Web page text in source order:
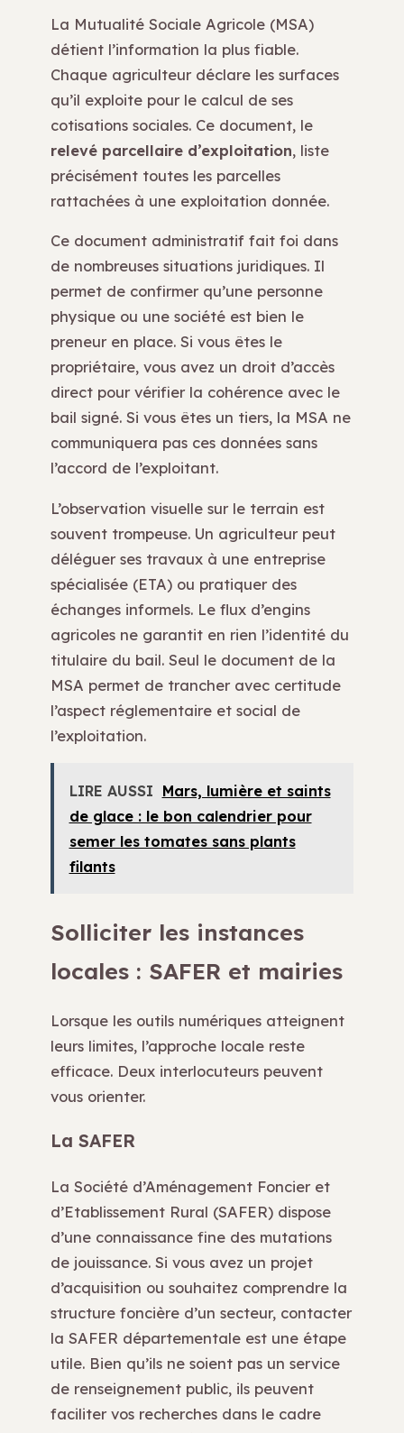
La Mutualité Sociale Agricole (MSA)
détient l’information la plus fiable.
Chaque agriculteur déclare les surfaces
qu’il exploite pour le calcul de ses
cotisations sociales. Ce document, le
relevé parcellaire d’exploitation, liste
précisément toutes les parcelles
rattachées à une exploitation donnée.
Ce document administratif fait foi dans
de nombreuses situations juridiques. Il
permet de confirmer qu’une personne
physique ou une société est bien le
preneur en place. Si vous êtes le
propriétaire, vous avez un droit d’accès
direct pour vérifier la cohérence avec le
bail signé. Si vous êtes un tiers, la MSA ne
communiquera pas ces données sans
l’accord de l’exploitant.
L’observation visuelle sur le terrain est
souvent trompeuse. Un agriculteur peut
déléguer ses travaux à une entreprise
spécialisée (ETA) ou pratiquer des
échanges informels. Le flux d’engins
agricoles ne garantit en rien l’identité du
titulaire du bail. Seul le document de la
MSA permet de trancher avec certitude
l’aspect réglementaire et social de
l’exploitation.
LIRE AUSSI Mars, lumière et saints
de glace : le bon calendrier pour
semer les tomates sans plants
filants
Solliciter les instances
locales : SAFER et mairies
Lorsque les outils numériques atteignent
leurs limites, l’approche locale reste
efficace. Deux interlocuteurs peuvent
vous orienter.
La SAFER
La Société d’Aménagement Foncier et
d’Etablissement Rural (SAFER) dispose
d’une connaissance fine des mutations
de jouissance. Si vous avez un projet
d’acquisition ou souhaitez comprendre la
structure foncière d’un secteur, contacter
la SAFER départementale est une étape
utile. Bien qu’ils ne soient pas un service
de renseignement public, ils peuvent
faciliter vos recherches dans le cadre